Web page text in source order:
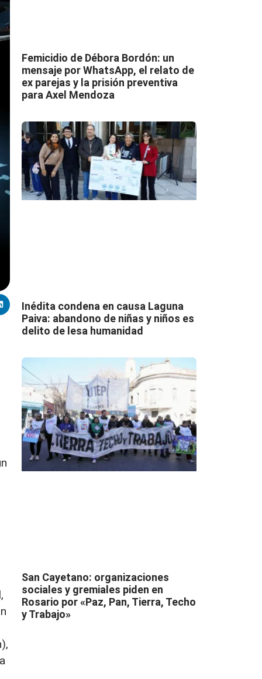
Femicidio de Débora Bordón: un
mensaje por WhatsApp, el relato de
ex parejas y la prisión preventiva
para Axel Mendoza
Inédita condena en causa Laguna
Paiva: abandono de niñas y niños es
delito de lesa humanidad
San Cayetano: organizaciones
sociales y gremiales piden en
Rosario por «Paz, Pan, Tierra, Techo
y Trabajo»